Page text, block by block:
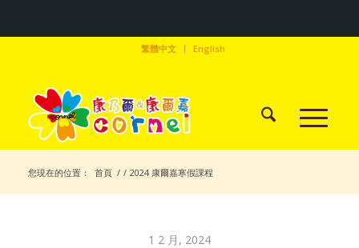
繁體中文 English
您現在的位置： 首頁 / / 2024 康爾嘉寒假課程
1 2 月, 2024